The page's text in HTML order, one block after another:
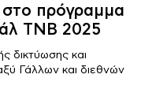
πρόγραμμα
TNB 2025
δικτύωσης και
Γάλλων και διεθνών